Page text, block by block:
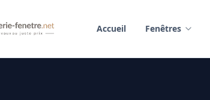
Accueil Fenêtres